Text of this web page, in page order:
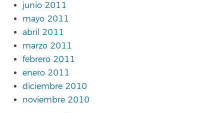
junio 2011
mayo 2011
abril 2011
marzo 2011
febrero 2011
enero 2011
diciembre 2010
noviembre 2010